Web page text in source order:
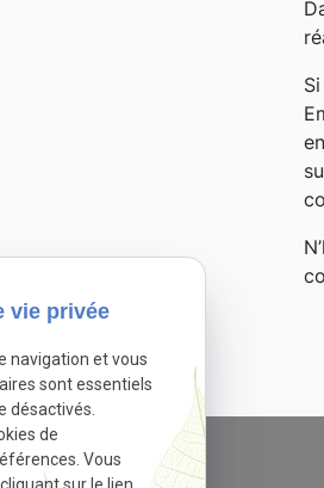
vie privée
navigation et vous
sont essentiels
désactivés.
de
Vous
sur le lien